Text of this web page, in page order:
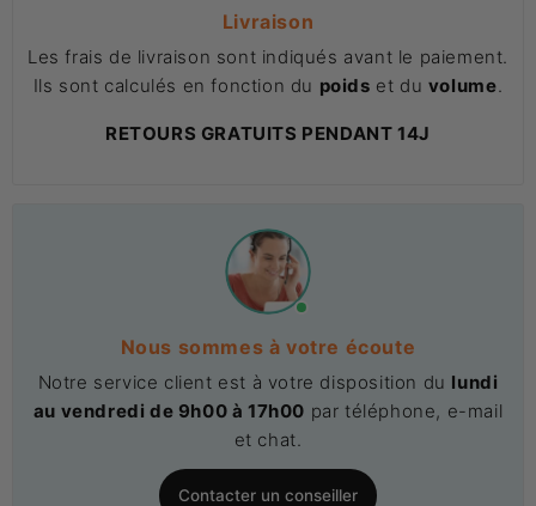
Livraison
Les frais de livraison sont indiqués avant le paiement.
Ils sont calculés en fonction du poids et du volume
RETOURS GRATUITS PENDANT 14J
Nous sommes à votre écoute
Notre service client est à votre disposition du lundi
au vendredi de 9h00 à 17h00 par téléphone, e-mail
et chat.
Contacter un conseiller